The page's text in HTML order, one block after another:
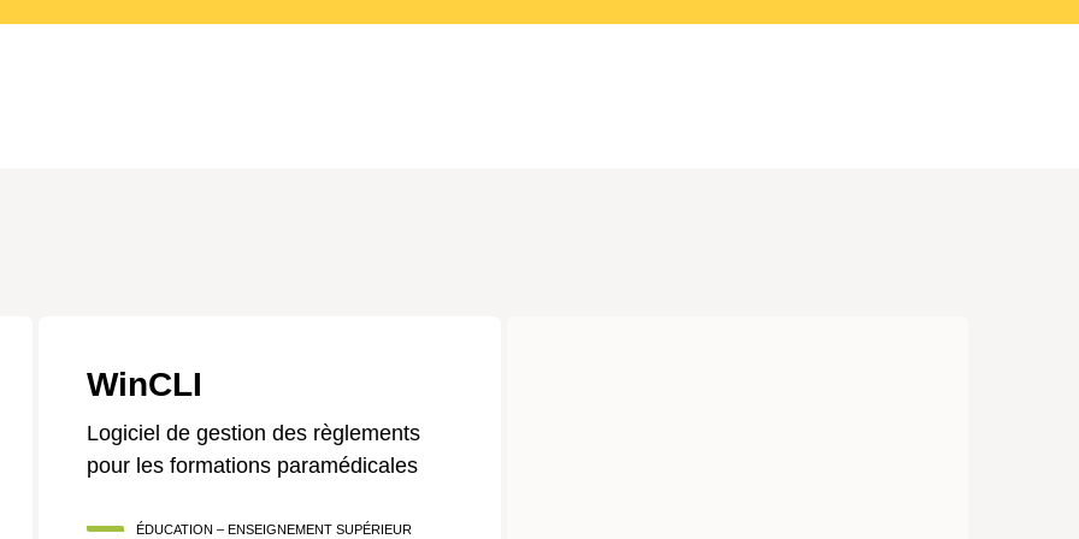
WinCLI
Logiciel de gestion des règlements
pour les formations paramédicales
ÉDUCATION – ENSEIGNEMENT SUPÉRIEUR